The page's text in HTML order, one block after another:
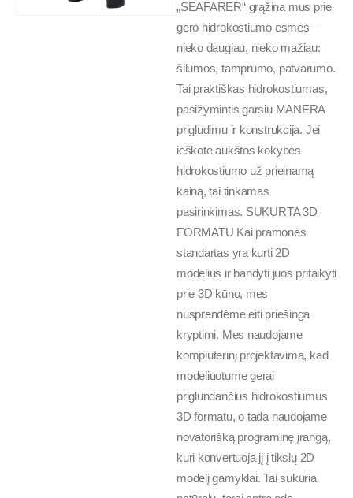
„SEAFARER“ grąžina mus prie
gero hidrokostiumo esmės –
nieko daugiau, nieko mažiau:
šilumos, tamprumo, patvarumo.
Tai praktiškas hidrokostiumas,
pasižymintis garsiu MANERA
prigludimu ir konstrukcija. Jei
ieškote aukštos kokybės
hidrokostiumo už prieinamą
kainą, tai tinkamas
pasirinkimas. SUKURTA 3D
FORMATU Kai pramonės
standartas yra kurti 2D
modelius ir bandyti juos pritaikyti
prie 3D kūno, mes
nusprendėme eiti priešinga
kryptimi. Mes naudojame
kompiuterinį projektavimą, kad
modeliuotume gerai
priglundančius hidrokostiumus
3D formatu, o tada naudojame
novatorišką programinę įrangą,
kuri konvertuoja jį į tikslų 2D
modelį gamyklai. Tai sukuria